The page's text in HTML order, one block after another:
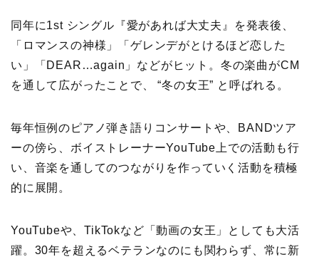
同年に1st シングル『愛があれば大丈夫』を発表後、
「ロマンスの神様」「ゲレンデがとけるほど恋した
い」「DEAR…again」などがヒット。冬の楽曲がCM
を通して広がったことで、 “冬の女王” と呼ばれる。
毎年恒例のピアノ弾き語りコンサートや、BANDツア
ーの傍ら、ボイストレーナーYouTube上での活動も行
い、音楽を通してのつながりを作っていく活動を積極
的に展開。
YouTubeや、TikTokなど「動画の女王」としても大活
躍。30年を超えるベテランなのにも関わらず、常に新